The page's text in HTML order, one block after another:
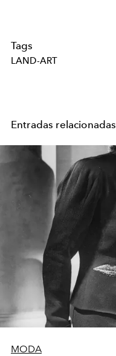
Tags
LAND-ART
Entradas relacionadas
MODA